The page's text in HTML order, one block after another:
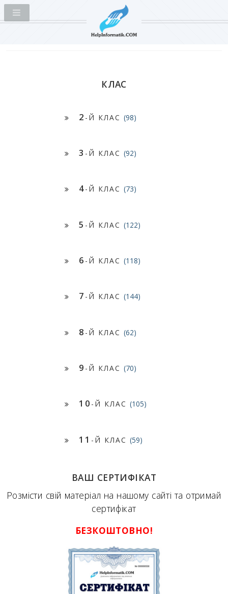
КЛАС
2 -Й КЛАС (98)
3 -Й КЛАС (92)
4-Й КЛАС (73)
5 -Й КЛАС (122)
6 -Й КЛАС (118)
7 -Й КЛАС (144)
8 -Й КЛАС (62)
9 -Й КЛАС (70)
10 -Й КЛАС (105)
11 -Й КЛАС (59)
ВАШ СЕРТИФІКАТ
Розмісти свій матеріал на нашому сайті та отримай
сертифікат
БЕЗКОШТОВНО!